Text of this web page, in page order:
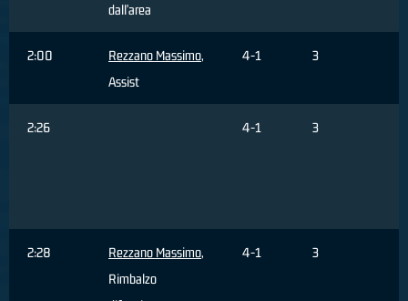
dall'area
2:00 Rezzano Massimo,
Assist
4-1 3
2:26 4-1 3
2:28 Rezzano Massimo,
Rimbalzo
4-1 3